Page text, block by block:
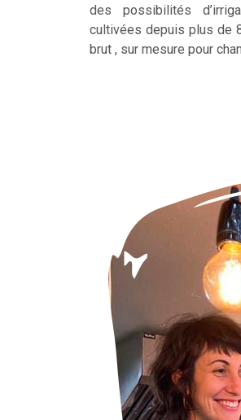
des possibilités
cultivées depuis plus de
brut , sur mesure pour